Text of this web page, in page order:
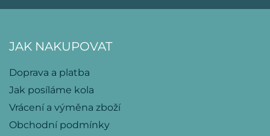
JAK NAKUPOVAT
Doprava a platba
Jak posíláme kola
Vrácení a výměna zboží
Obchodní podmínky